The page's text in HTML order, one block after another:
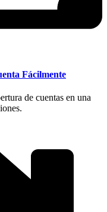
Fácilmente
de cuentas en una